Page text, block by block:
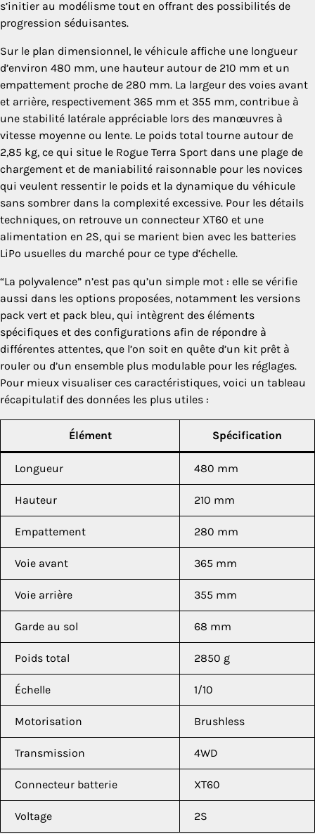
s’initier au modélisme tout en offrant des possibilités de
progression séduisantes.
Sur le plan dimensionnel, le véhicule affiche une longueur
d’environ 480 mm, une hauteur autour de 210 mm et un
empattement proche de 280 mm. La largeur des voies avant
et arrière, respectivement 365 mm et 355 mm, contribue à
une stabilité latérale appréciable lors des manœuvres à
vitesse moyenne ou lente. Le poids total tourne autour de
2,85 kg, ce qui situe le Rogue Terra Sport dans une plage de
chargement et de maniabilité raisonnable pour les novices
qui veulent ressentir le poids et la dynamique du véhicule
sans sombrer dans la complexité excessive. Pour les détails
techniques, on retrouve un connecteur XT60 et une
alimentation en 2S, qui se marient bien avec les batteries
LiPo usuelles du marché pour ce type d’échelle.
“La polyvalence” n’est pas qu’un simple mot : elle se vérifie
aussi dans les options proposées, notamment les versions
pack vert et pack bleu, qui intègrent des éléments
spécifiques et des configurations afin de répondre à
différentes attentes, que l’on soit en quête d’un kit prêt à
rouler ou d’un ensemble plus modulable pour les réglages.
Pour mieux visualiser ces caractéristiques, voici un tableau
récapitulatif des données les plus utiles :
Élément Spécification
Longueur 480 mm
Hauteur 210 mm
Empattement 280 mm
Voie avant 365 mm
Voie arrière 355 mm
Garde au sol 68 mm
Poids total 2850 g
Échelle 1/10
Motorisation Brushless
Transmission 4WD
Connecteur batterie XT60
Voltage 2S